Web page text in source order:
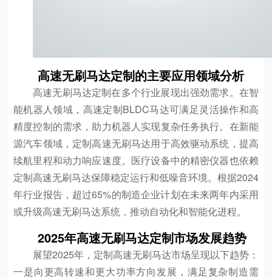
高速无刷马达定制的主要应用领域分析
高速无刷马达定制在多个行业展现出强劲需求。在智
能机器人领域，高速定制BLDC马达可满足灵活操作和高
精度控制的需求，助力机器人实现复杂任务执行。在新能
源汽车领域，定制高速无刷马达用于高效驱动系统，提高
续航里程和动力响应速度。医疗设备中的精密仪器也依赖
定制高速无刷马达保障稳定运行和低噪音环境。根据2024
年行业报告，超过65%的制造企业计划在未来两年内采用
或升级高速无刷马达系统，推动自动化和智能化进程。
2025年高速无刷马达定制市场发展趋势
展望2025年，定制高速无刷马达市场呈现以下趋势：
一是向更高转速和更大功率方向发展，满足复杂制造需